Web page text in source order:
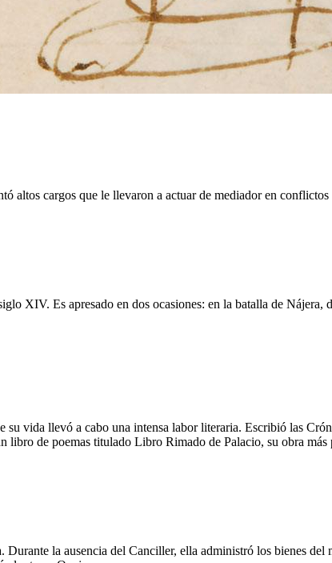
altos cargos que le llevaron a actuar de mediador en
XIV. Es apresado en dos ocasiones: en la batalla de
vida llevó a cabo una intensa labor literaria. Escribió las
libro de poemas titulado Libro Rimado de Palacio, su obra más
la ausencia del Canciller, ella administró los bienes